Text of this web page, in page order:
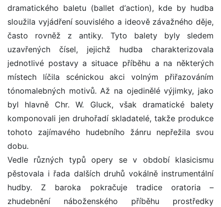
dramatického baletu (ballet d‘action), kde by hudba
sloužila vyjádření souvislého a ideově závažného děje,
často rovněž z antiky. Tyto balety byly sledem
uzavřených čísel, jejichž hudba charakterizovala
jednotlivé postavy a situace příběhu a na některých
místech líčila scénickou akci volným přiřazováním
tónomalebných motivů. Až na ojedinělé výjimky, jako
byl hlavně Chr. W. Gluck, však dramatické balety
komponovali jen druhořadí skladatelé, takže produkce
tohoto zajímavého hudebního žánru nepřežila svou
dobu.
Vedle různých typů opery se v období klasicismu
pěstovala i řada dalších druhů vokálně instrumentální
hudby. Z baroka pokračuje tradice oratoria –
zhudebnění náboženského příběhu prostředky